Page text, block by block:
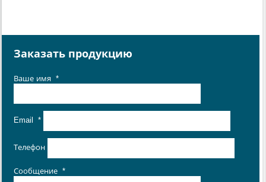
Заказать продукцию
Ваше имя *
Email *
Телефон
Сообщение *